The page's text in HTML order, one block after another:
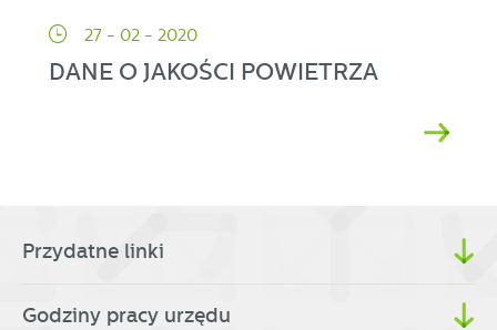
27 - 02 - 2020
DANE O JAKOŚCI POWIETRZA
Przydatne linki
Godziny pracy urzędu